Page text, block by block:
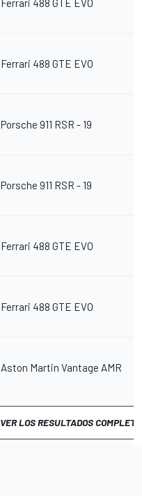
Ferrari 488 GTE EVO
Porsche 911 RSR - 19
Porsche 911 RSR - 19
Ferrari 488 GTE EVO
Ferrari 488 GTE EVO
Aston Martin Vantage AMR
VER LOS RESULTADOS